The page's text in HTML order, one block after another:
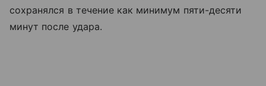
сохранялся в течение как минимум пяти-десяти
минут после удара.